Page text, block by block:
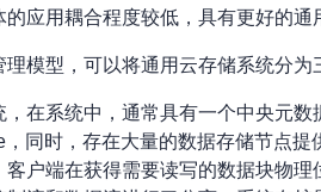
应用耦合程度较低，具有更好的通
模型，可以将通用云存储系统分
在系统中，通常具有一个中央元
同时，存在大量的数据存储节点
户端在获得需要读写的数据块物